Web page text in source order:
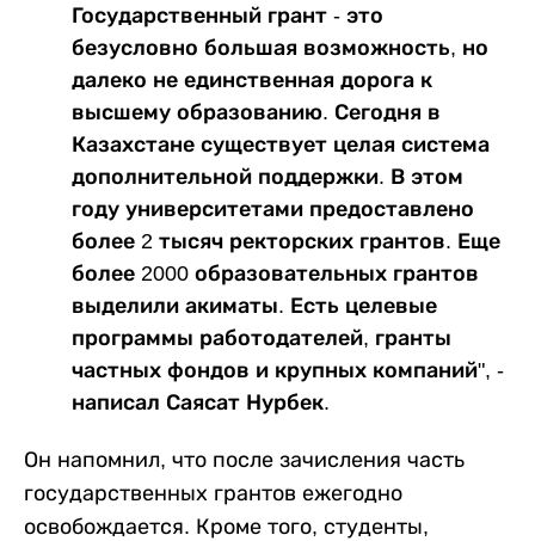
Государственный грант - это
безусловно большая возможность, но
далеко не единственная дорога к
высшему образованию. Сегодня в
Казахстане существует целая система
дополнительной поддержки. В этом
году университетами предоставлено
более 2 тысяч ректорских грантов. Еще
более 2000 образовательных грантов
выделили акиматы. Есть целевые
программы работодателей, гранты
частных фондов и крупных компаний", -
написал Саясат Нурбек.
Он напомнил, что после зачисления часть
государственных грантов ежегодно
освобождается. Кроме того, студенты,